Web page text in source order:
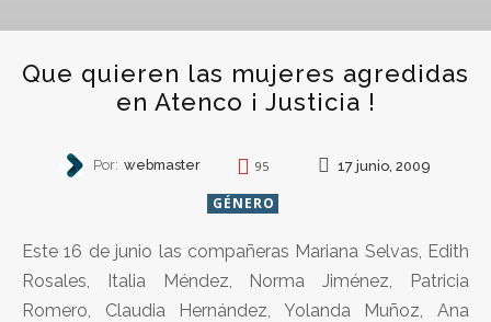
Que quieren las mujeres agredidas
en Atenco ¡ Justicia !
Por: webmaster 95 17 junio, 2009
GÉNERO
Este 16 de junio las compañeras Mariana Selvas, Edith
Rosales, Italia Méndez, Norma Jiménez, Patricia
Romero, Claudia Hernández, Yolanda Muñoz, Ana